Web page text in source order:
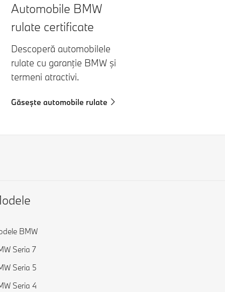
Automobile BMW
rulate certificate
Descoperă automobilele
rulate cu garanţie BMW şi
termeni atractivi.
Găseşte automobile rulate
BMW
Seria 7
Seria 5
Seria 4